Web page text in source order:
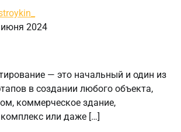
2024
— это начальный и один из
в создании любого объекта,
коммерческое здание,
или даже […]